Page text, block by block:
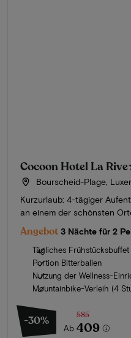
Cocoon Hotel La Rive
Bourscheid-Plage,
Kurzurlaub: 4-tägiger
an einem der schönsten
Angebot 3 Nächte für 2
Tägliches
Portion Bitterballen
Nutzung der Wellness-
Mountainbike-Verleih (4
-30%
Ab
585
409